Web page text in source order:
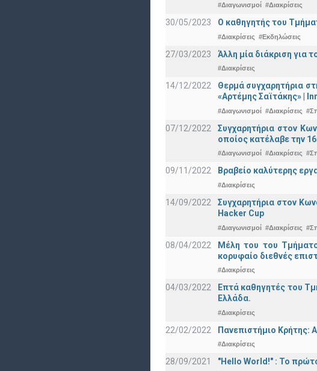
#Διαγωνισμοί #Διακρίσεις
30/05/2023 Ο καθηγητής του
#Διακρίσεις #Εκδηλώσεις
27/03/2023 Άλλη μία διάκριση για
#Διακρίσεις
14/12/2022
Θερμά συγχαρητήρια
«Αρτέμης Σαϊτάκης» |
#Διαγωνισμοί #Διακρίσεις
07/12/2022
Συγχαρητήρια στον
οποίος κατέλαβε την
#Διαγωνισμοί #Διακρίσεις
09/11/2022 Βραβείο καλύτερης
#Διακρίσεις
14/09/2022
Συγχαρητήρια στον
Hacker Cup
#Διαγωνισμοί #Διακρίσεις
08/04/2022
Μέλη του του
κορυφαίο διεθνές
#Διακρίσεις
04/03/2022
Επτά καθηγητές του
Ελλάδα.
#Διακρίσεις
22/02/2022 Πανεπιστήμιο Κρήτης:
#Διακρίσεις
28/09/2021 "Hello World!" : Το